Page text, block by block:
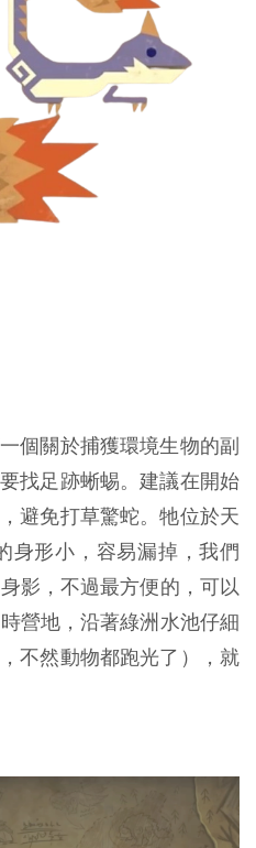
個關於捕獲環境生物的副
找足跡蜥蜴。建議在開始
避免打草驚蛇。牠位於天
身形小，容易漏掉，我們
影，不過最方便的，可以
營地，沿著綠洲水池仔細
不然動物都跑光了），就